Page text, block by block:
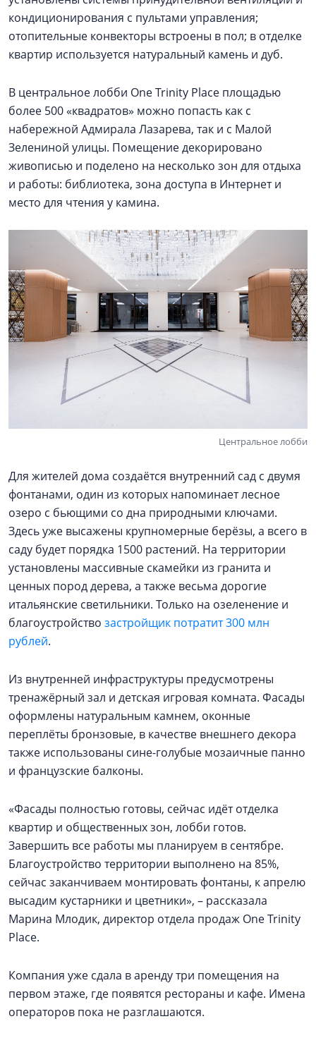
кондиционирования с пультами управления;
отопительные конвекторы встроены в пол; в отделке
квартир используется натуральный камень и дуб.
В центральное лобби One Trinity Place площадью
более 500 «квадратов» можно попасть как с
набережной Адмирала Лазарева, так и с Малой
Зелениной улицы. Помещение декорировано
живописью и поделено на несколько зон для отдыха
и работы: библиотека, зона доступа в Интернет и
место для чтения у камина.
Центральное лобби
Для жителей дома создаётся внутренний сад с двумя
фонтанами, один из которых напоминает лесное
озеро с бьющими со дна природными ключами.
Здесь уже высажены крупномерные берёзы, а всего в
саду будет порядка 1500 растений. На территории
установлены массивные скамейки из гранита и
ценных пород дерева, а также весьма дорогие
итальянские светильники. Только на озеленение и
благоустройство застройщик потратит 300 млн
рублей.
Из внутренней инфраструктуры предусмотрены
тренажёрный зал и детская игровая комната. Фасады
оформлены натуральным камнем, оконные
переплёты бронзовые, в качестве внешнего декора
также использованы сине-голубые мозаичные панно
и французские балконы.
«Фасады полностью готовы, сейчас идёт отделка
квартир и общественных зон, лобби готов.
Завершить все работы мы планируем в сентябре.
Благоустройство территории выполнено на 85%,
сейчас заканчиваем монтировать фонтаны, к апрелю
высадим кустарники и цветники», – рассказала
Марина Млодик, директор отдела продаж One Trinity
Place.
Компания уже сдала в аренду три помещения на
первом этаже, где появятся рестораны и кафе. Имена
операторов пока не разглашаются.